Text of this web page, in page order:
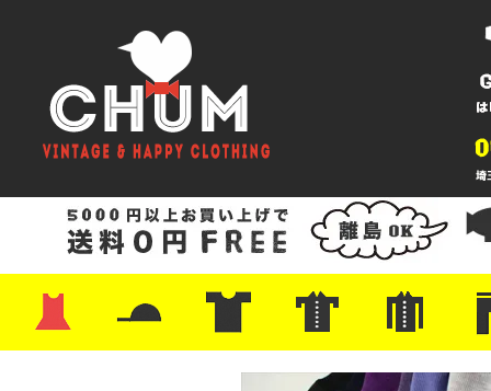
・レザーシューズ/スニーカー
・プリントTシャツ
・バンド/ツアー
・キャラクター
・Nike/adidas/スポーツ
・チャンピオン
・サーフ/スケート
・ボーダー/総柄/無地
・フットボール/リンガー
・タンクトップ/NBA・ポロシャツ
・半袖シャツ
・アロハ/サーフ/ボーリング
・ラルフ/ブランド
・無地/チェック/ストラ
・ワーク/ミリタリー/ウ
・ネル/ウール ・ショ
・アウ
・ジー
・
・ミリ
・コー
・コッ
・オー
・ジャ
ン